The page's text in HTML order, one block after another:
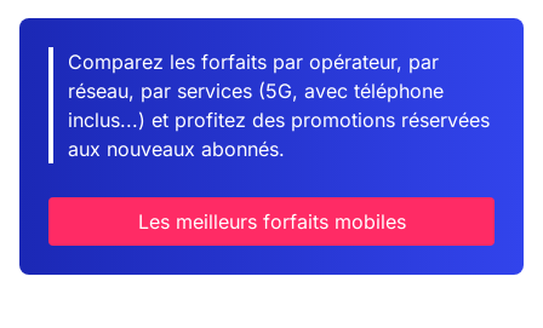
Comparez les forfaits par opérateur, par
réseau, par services (5G, avec téléphone
inclus...) et profitez des promotions réservées
aux nouveaux abonnés.
Les meilleurs forfaits mobiles